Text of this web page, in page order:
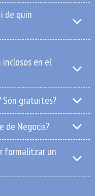
de quin
inclosos en el
Són gratuïtes?
de Negocis?
formalitzar un